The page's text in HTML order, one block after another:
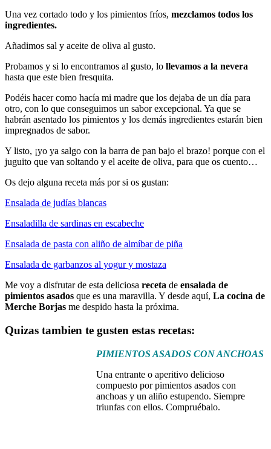
Una vez cortado todo y los pimientos fríos, mezclamos todos los
ingredientes.
Añadimos sal y aceite de oliva al gusto.
Probamos y si lo encontramos al gusto, lo llevamos a la nevera
hasta que este bien fresquita.
Podéis hacer como hacía mi madre que los dejaba de un día para
otro, con lo que conseguimos un sabor excepcional. Ya que se
habrán asentado los pimientos y los demás ingredientes estarán bien
impregnados de sabor.
Y listo, ¡yo ya salgo con la barra de pan bajo el brazo! porque con el
juguito que van soltando y el aceite de oliva, para que os cuento…
Os dejo alguna receta más por si os gustan:
Ensalada de judías blancas
Ensaladilla de sardinas en escabeche
Ensalada de pasta con aliño de almíbar de piña
Ensalada de garbanzos al yogur y mostaza
Me voy a disfrutar de esta deliciosa receta de ensalada de
pimientos asados que es una maravilla. Y desde aquí, La cocina de
Merche Borjas me despido hasta la próxima.
Quizas tambien te gusten estas recetas:
PIMIENTOS ASADOS CON ANCHOAS
Una entrante o aperitivo delicioso
compuesto por pimientos asados con
anchoas y un aliño estupendo. Siempre
triunfas con ellos. Compruébalo.